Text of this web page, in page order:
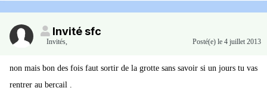
Invité sfc
Invités, Posté(e) le 4 juillet 2013
non mais bon des fois faut sortir de la grotte sans savoir si un jours tu vas
rentrer au bercail .